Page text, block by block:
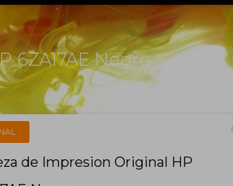
6ZA17AE Negro
de Impresion Original HP